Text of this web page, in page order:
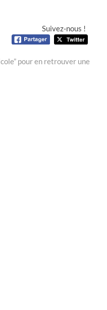
Suivez-nous !
pour en retrouver une